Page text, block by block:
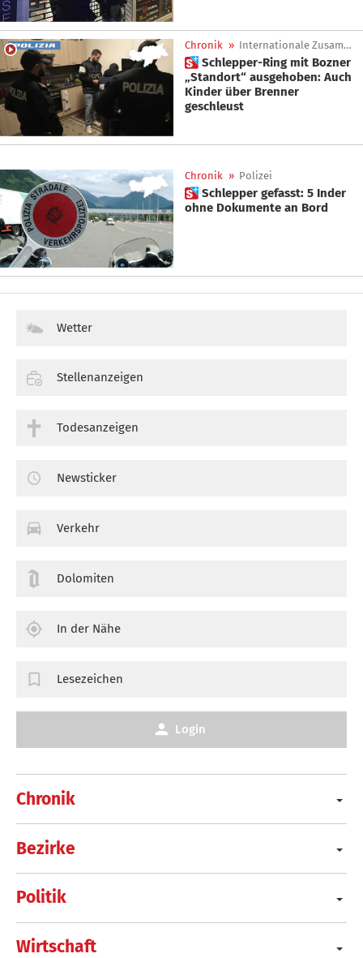
Chronik » Internationale Zusammenarbeit
 Schlepper-Ring mit Bozner
„Standort“ ausgehoben: Auch
Kinder über Brenner
geschleust
Chronik » Polizei
 Schlepper gefasst: 5 Inder
ohne Dokumente an Bord
Chronik
Bezirke
Politik
Wirtschaft
Wetter
Stellenanzeigen
Todesanzeigen
Newsticker
Verkehr
Dolomiten
In der Nähe
Lesezeichen
Login